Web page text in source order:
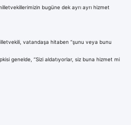
bugüne dek ayrı ayrı hizmet
vatandaşa hitaben “şunu veya bunu
genelde, “Sizi aldatıyorlar, siz buna hizmet mi